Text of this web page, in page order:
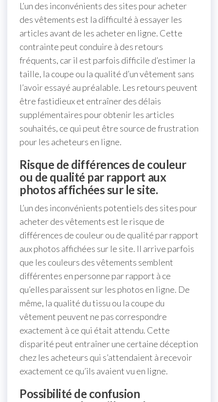
L’un des inconvénients des sites pour acheter
des vêtements est la difficulté à essayer les
articles avant de les acheter en ligne. Cette
contrainte peut conduire à des retours
fréquents, car il est parfois difficile d’estimer la
taille, la coupe ou la qualité d’un vêtement sans
l’avoir essayé au préalable. Les retours peuvent
être fastidieux et entraîner des délais
supplémentaires pour obtenir les articles
souhaités, ce qui peut être source de frustration
pour les acheteurs en ligne.
Risque de différences de couleur
ou de qualité par rapport aux
photos affichées sur le site.
L’un des inconvénients potentiels des sites pour
acheter des vêtements est le risque de
différences de couleur ou de qualité par rapport
aux photos affichées sur le site. Il arrive parfois
que les couleurs des vêtements semblent
différentes en personne par rapport à ce
qu’elles paraissent sur les photos en ligne. De
même, la qualité du tissu ou la coupe du
vêtement peuvent ne pas correspondre
exactement à ce qui était attendu. Cette
disparité peut entraîner une certaine déception
chez les acheteurs qui s’attendaient à recevoir
exactement ce qu’ils avaient vu en ligne.
Possibilité de confusion